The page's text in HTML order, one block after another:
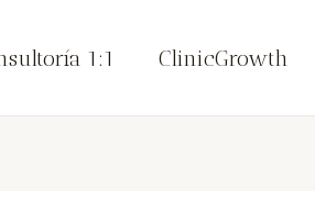
1:1 ClinicGrowth